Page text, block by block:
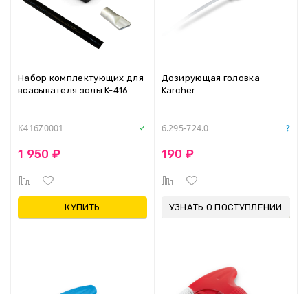
Набор комплектующих для
всасывателя золы K-416
K416Z0001
1 950 ₽
КУПИТЬ
Дозирующая головка
Karcher
6.295-724.0
190 ₽
УЗНАТЬ О ПОСТУПЛЕНИИ